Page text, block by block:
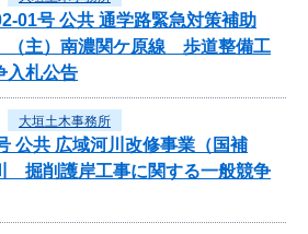
01号 公共 通学路緊急対策補助
（主）南濃関ケ原線 歩道整備工
入札公告
大垣土木事務所
公共 広域河川改修事業（国補
掘削護岸工事に関する一般競争